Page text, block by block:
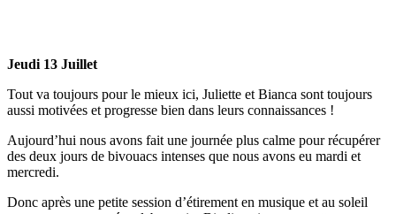
Jeudi 13 Juillet
Tout va toujours pour le mieux ici, Juliette et Bianca sont toujours
aussi motivées et progresse bien dans leurs connaissances !
Aujourd’hui nous avons fait une journée plus calme pour récupérer
des deux jours de bivouacs intenses que nous avons eu mardi et
mercredi.
Donc après une petite session d’étirement en musique et au soleil